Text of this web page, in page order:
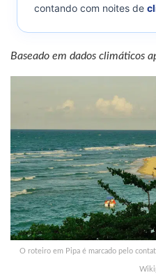
contando com noites de
Baseado em dados climáticos
O roteiro em Pipa é marcado pelo